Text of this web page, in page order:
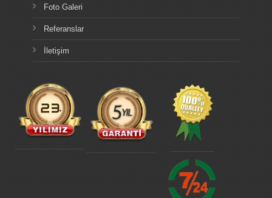
Foto Galeri
Referanslar
İletişim